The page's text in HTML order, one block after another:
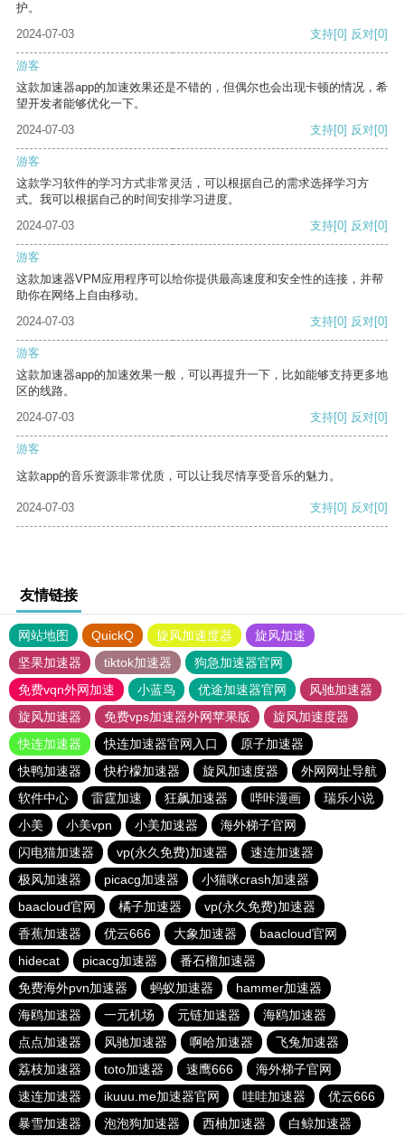
护。
2024-07-03
支持[0] 反对[0]
游客
这款加速器app的加速效果还是不错的，但偶尔也会出现卡顿的情况，希
望开发者能够优化一下。
2024-07-03
支持[0] 反对[0]
游客
这款学习软件的学习方式非常灵活，可以根据自己的需求选择学习方
式。我可以根据自己的时间安排学习进度。
2024-07-03
支持[0] 反对[0]
游客
这款加速器VPM应用程序可以给你提供最高速度和安全性的连接，并帮
助你在网络上自由移动。
2024-07-03
支持[0] 反对[0]
游客
这款加速器app的加速效果一般，可以再提升一下，比如能够支持更多地
区的线路。
2024-07-03
支持[0] 反对[0]
游客
这款app的音乐资源非常优质，可以让我尽情享受音乐的魅力。
2024-07-03 支持[0] 反对[0]
友情链接
网站地图 QuickQ 旋风加速度器
旋风加速
坚果加速器
tiktok加速器
狗急加速器官网
免费vqn外网加速
小蓝鸟 优途加速器官网
风驰加速器
旋风加速器
免费vps加速器外网苹果版
旋风加速度器
快连加速器
快连加速器官网入口
原子加速器
快鸭加速器
快柠檬加速器 旋风加速度器
外网网址导航
软件中心
雷霆加速 狂飙加速器 哔咔漫画
瑞乐小说
小美
小美vpn 小美加速器
海外梯子官网
闪电猫加速器
vp(永久免费)加速器
速连加速器
极风加速器
picacg加速器
小猫咪crash加速器
baacloud官网
橘子加速器
vp(永久免费)加速器
香蕉加速器
优云666 大象加速器
baacloud官网
hidecat
picacg加速器
番石榴加速器
免费海外pvn加速器
蚂蚁加速器
hammer加速器
海鸥加速器
一元机场 元链加速器
海鸥加速器
点点加速器
风驰加速器 啊哈加速器
飞兔加速器
荔枝加速器
toto加速器 速鹰666
海外梯子官网
速连加速器
ikuuu.me加速器官网 哇哇加速器
优云666
暴雪加速器
泡泡狗加速器 西柚加速器 白鲸加速器